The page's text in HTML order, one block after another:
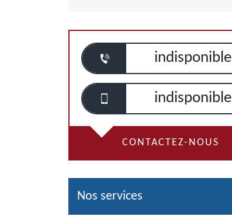
indisponible
indisponible
CONTACTEZ-NOUS
Nos services